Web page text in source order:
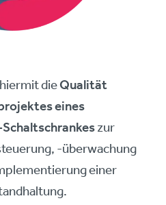
dieQualität
eines
zur
-überwachung
einer